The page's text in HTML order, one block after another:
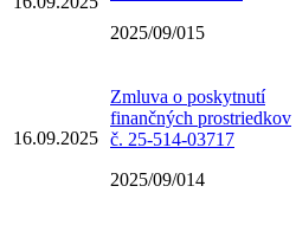
2025/09/015
16.09.2025
Zmluva o poskytnutí
finančných prostriedkov
č. 25-514-03717
2025/09/014